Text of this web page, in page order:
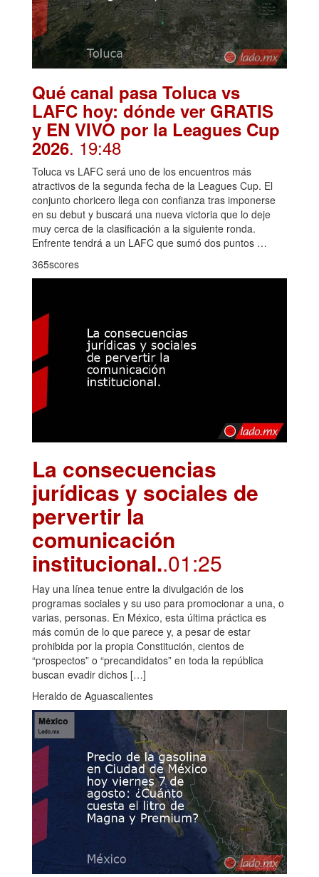
Qué canal pasa Toluca vs
LAFC hoy: dónde ver GRATIS
y EN VIVO por la Leagues Cup
2026. 19:48
Toluca vs LAFC será uno de los encuentros más
atractivos de la segunda fecha de la Leagues Cup. El
conjunto choricero llega con confianza tras imponerse
en su debut y buscará una nueva victoria que lo deje
muy cerca de la clasificación a la siguiente ronda.
Enfrente tendrá a un LAFC que sumó dos puntos …
365scores
La consecuencias
jurídicas y sociales de
pervertir la
comunicación
institucional..01:25
Hay una línea tenue entre la divulgación de los
programas sociales y su uso para promocionar a una, o
varias, personas. En México, esta última práctica es
más común de lo que parece y, a pesar de estar
prohibida por la propia Constitución, cientos de
“prospectos” o “precandidatos” en toda la república
buscan evadir dichos […]
Heraldo de Aguascalientes